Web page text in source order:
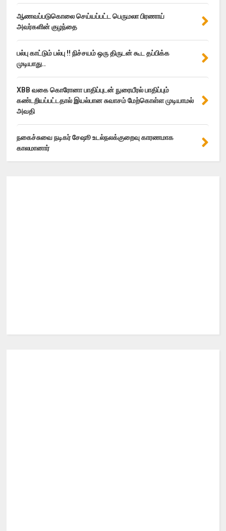
ஆணவப்படுகொலை செய்யப்பட்ட பெருமலா பிரணாய்
அவர்களின் குழந்தை
பல்பு காட்டும் பல்பு !! நிச்சயம் ஒரு திருடன் கூட தப்பிக்க
முடியாது..
XBB வகை கொரோனா பாதிப்புடன் நுரையீரல் பாதிப்பும்
கண்டறியப்பட்டதால் இயல்பான சுவாசம் மேற்கொள்ள முடியாமல்
அவதி
நகைச்சுவை நடிகர் சேஷூ உடல்நலக்குறைவு காரணமாக
காலமானார்